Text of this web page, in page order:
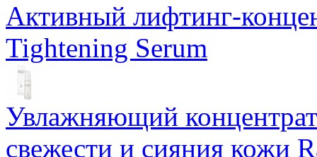
Активный лифтинг-
Tightening Serum
Увлажняющий
свежести и сияния кожи